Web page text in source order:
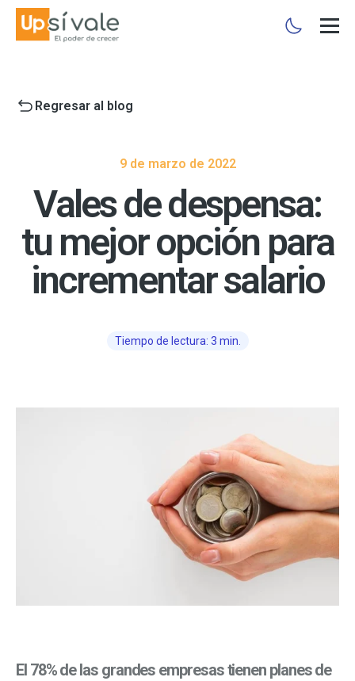
Regresar al blog
9 de marzo de 2022
Vales de despensa:
tu mejor opción para
incrementar salario
Tiempo de lectura: 3 min.
El 78% de las grandes empresas tienen planes de